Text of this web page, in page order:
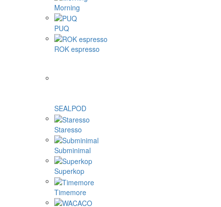
Morning
PUQ
ROK espresso
SEALPOD
Staresso
Subminimal
Superkop
Timemore